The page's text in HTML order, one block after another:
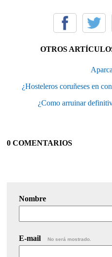
OTROS
¿Hosteleros coruñeses en
¿Como arruinar
0 COMENTARIOS
Nombre
E-mail No será mostrado.